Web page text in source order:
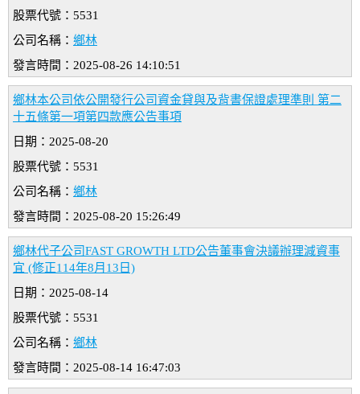
股票代號：5531
公司名稱： 鄉林
發言時間：2025-08-26 14:10:51
鄉林本公司依公開發行公司資金貸與及背書保證處理準則 第二
十五條第一項第四款應公告事項
日期：2025-08-20
股票代號：5531
公司名稱： 鄉林
發言時間：2025-08-20 15:26:49
鄉林代子公司FAST GROWTH LTD公告董事會決議辦理減資事
宜 (修正114年8月13日)
日期：2025-08-14
股票代號：5531
公司名稱： 鄉林
發言時間：2025-08-14 16:47:03